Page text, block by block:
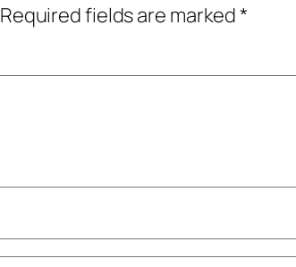
Required fields are marked*